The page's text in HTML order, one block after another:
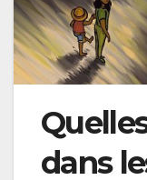
dans